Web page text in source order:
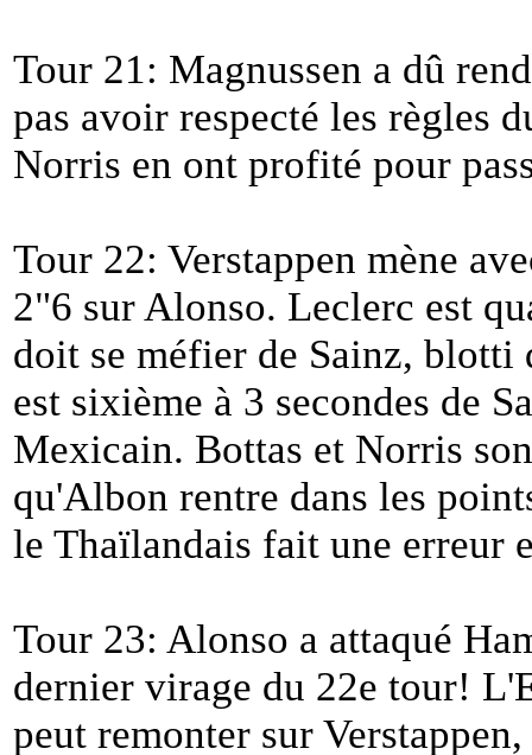
Tour 21: Magnussen a dû
pas avoir respecté les règles
Norris en ont profité pour
Tour 22: Verstappen mène
2"6 sur Alonso. Leclerc est
doit se méfier de Sainz, blotti
est sixième à 3 secondes de
Mexicain. Bottas et Norris
qu'Albon rentre dans les
le Thaïlandais fait une erreur
Tour 23: Alonso a attaqué
dernier virage du 22e tour!
peut remonter sur